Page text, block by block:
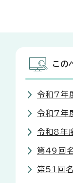
この
令和7年
令和7年
令和8年
第49回名
第51回名